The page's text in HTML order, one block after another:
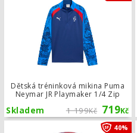
Dětská tréninková mikina Puma
Neymar JR Playmaker 1/4 Zip
1 199Kč 719Kč
Skladem
40%